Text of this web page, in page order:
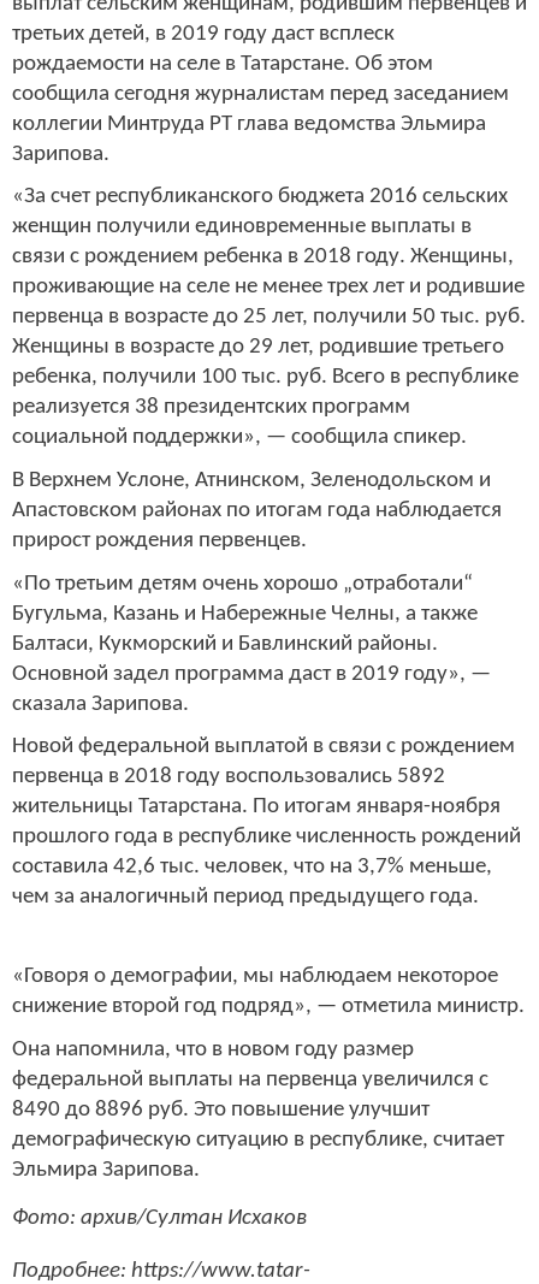
третьих детей, в 2019 году даст всплеск
рождаемости на селе в Татарстане. Об этом
сообщила сегодня журналистам перед заседанием
коллегии Минтруда РТ глава ведомства Эльмира
Зарипова.
«За счет республиканского бюджета 2016 сельских
женщин получили единовременные выплаты в
связи с рождением ребенка в 2018 году. Женщины,
проживающие на селе не менее трех лет и родившие
первенца в возрасте до 25 лет, получили 50 тыс. руб.
Женщины в возрасте до 29 лет, родившие третьего
ребенка, получили 100 тыс. руб. Всего в республике
реализуется 38 президентских программ
социальной поддержки», — сообщила спикер.
В Верхнем Услоне, Атнинском, Зеленодольском и
Апастовском районах по итогам года наблюдается
прирост рождения первенцев.
«По третьим детям очень хорошо „отработали“
Бугульма, Казань и Набережные Челны, а также
Балтаси, Кукморский и Бавлинский районы.
Основной задел программа даст в 2019 году», —
сказала Зарипова.
Новой федеральной выплатой в связи с рождением
первенца в 2018 году воспользовались 5892
жительницы Татарстана. По итогам января-ноября
прошлого года в республике численность рождений
составила 42,6 тыс. человек, что на 3,7% меньше,
чем за аналогичный период предыдущего года.
«Говоря о демографии, мы наблюдаем некоторое
снижение второй год подряд», — отметила министр.
Она напомнила, что в новом году размер
федеральной выплаты на первенца увеличился с
8490 до 8896 руб. Это повышение улучшит
демографическую ситуацию в республике, считает
Эльмира Зарипова.
Фото: архив/Султан Исхаков
Подробнее: https://www.tatar-